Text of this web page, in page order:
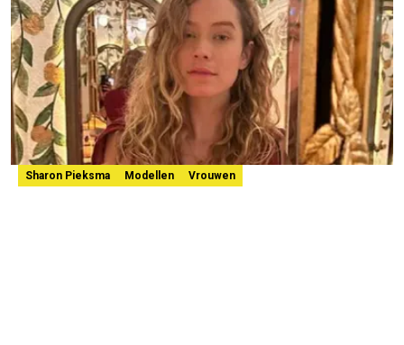
Sharon Pieksma Modellen Vrouwen